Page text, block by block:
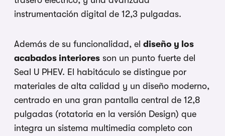
instrumentación digital de 12,3 pulgadas.
Además de su funcionalidad, el diseño y los
acabados interiores son un punto fuerte del
Seal U PHEV. El habitáculo se distingue por
materiales de alta calidad y un diseño moderno,
centrado en una gran pantalla central de 12,8
pulgadas (rotatoria en la versión Design) que
integra un sistema multimedia completo con